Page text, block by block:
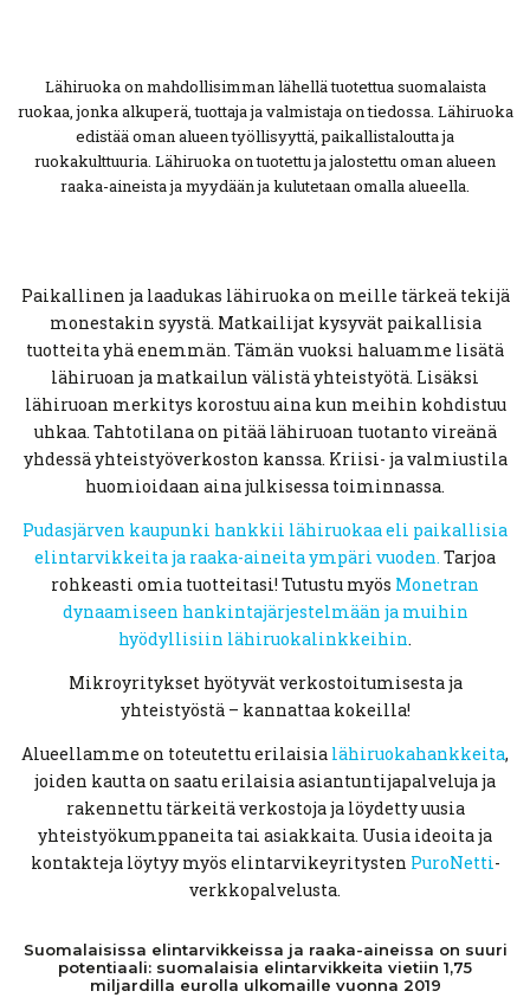
Lähiruoka on mahdollisimman lähellä tuotettua suomalaista
ruokaa, jonka alkuperä, tuottaja ja valmistaja on tiedossa. Lähiruoka
edistää oman alueen työllisyyttä, paikallistaloutta ja
ruokakulttuuria. Lähiruoka on tuotettu ja jalostettu oman alueen
raaka-aineista ja myydään ja kulutetaan omalla alueella.
Paikallinen ja laadukas lähiruoka on meille tärkeä tekijä
monestakin syystä. Matkailijat kysyvät paikallisia
tuotteita yhä enemmän. Tämän vuoksi haluamme lisätä
lähiruoan ja matkailun välistä yhteistyötä. Lisäksi
lähiruoan merkitys korostuu aina kun meihin kohdistuu
uhkaa. Tahtotilana on pitää lähiruoan tuotanto vireänä
yhdessä yhteistyöverkoston kanssa. Kriisi- ja valmiustila
huomioidaan aina julkisessa toiminnassa.
Pudasjärven kaupunki hankkii lähiruokaa eli paikallisia
elintarvikkeita ja raaka-aineita ympäri vuoden. Tarjoa
rohkeasti omia tuotteitasi! Tutustu myös Monetran
dynaamiseen hankintajärjestelmään ja muihin
hyödyllisiin lähiruokalinkkeihin.
Mikroyritykset hyötyvät verkostoitumisesta ja
yhteistyöstä – kannattaa kokeilla!
Alueellamme on toteutettu erilaisia lähiruokahankkeita,
joiden kautta on saatu erilaisia asiantuntijapalveluja ja
rakennettu tärkeitä verkostoja ja löydetty uusia
yhteistyökumppaneita tai asiakkaita. Uusia ideoita ja
kontakteja löytyy myös elintarvikeyritysten PuroNetti-
verkkopalvelusta.
Suomalaisissa elintarvikkeissa ja raaka-aineissa on suuri
potentiaali: suomalaisia elintarvikkeita vietiin 1,75
miljardilla eurolla ulkomaille vuonna 2019